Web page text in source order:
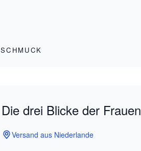
SCHMUCK
Die drei Blicke der Frauen
Versand aus Niederlande